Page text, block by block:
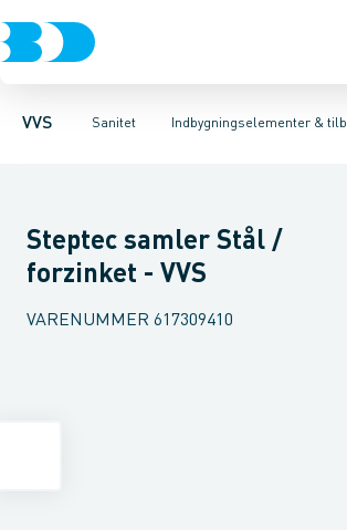
VVS Sanitet
Rør & fittingsPressfittings & rør
Indbygningselementer &
Toiletter, sæder og cisternerVaske
Høje Indbygnings elementerLave
Steptec samler Stål /
forzinket - VVS
VARENUMMER 617309410